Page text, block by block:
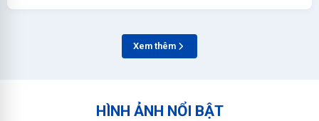
Xem thêm
HÌNH ẢNH NỔI BẬT